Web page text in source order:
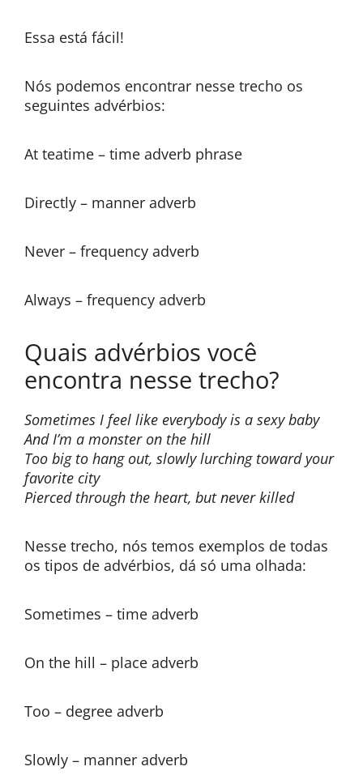
Essa está fácil!
Nós podemos encontrar nesse trecho os
seguintes advérbios:
At teatime – time adverb phrase
Directly – manner adverb
Never – frequency adverb
Always – frequency adverb
Quais advérbios você
encontra nesse trecho?
Sometimes I feel like everybody is a sexy baby
And I’m a monster on the hill
Too big to hang out, slowly lurching toward your
favorite city
Pierced through the heart, but never killed
Nesse trecho, nós temos exemplos de todas
os tipos de advérbios, dá só uma olhada:
Sometimes – time adverb
On the hill – place adverb
Too – degree adverb
Slowly – manner adverb